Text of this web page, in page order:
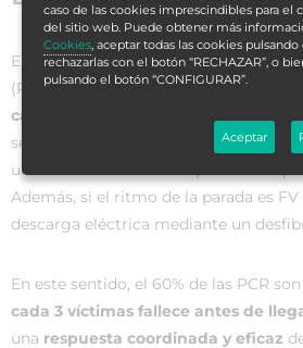
El
tratamiento óptimo de la parada
(PCR) es la aplicación de maniobras de
cardiopulmonar
secuencial, el masaje cardíaco con la
una cadencia de 30 comprensiones
Además, si el ritmo de la parada es FV
descarga eléctrica mediante un
En este sentido, el 60% de las PCR
cada 3 víctimas fallece antes de
una respuesta coordinada y eficaz
caso de las cookies imprescindibles para
del sitio web. Puede obtener más
Cookies, aceptar todas las cookies pulsando
rechazarlas con el botón “RECHAZAR”, o
pulsando el botón “CONFIGURAR”.
Aceptar